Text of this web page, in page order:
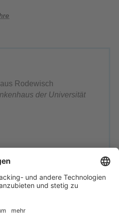
Rodewisch
der Universität